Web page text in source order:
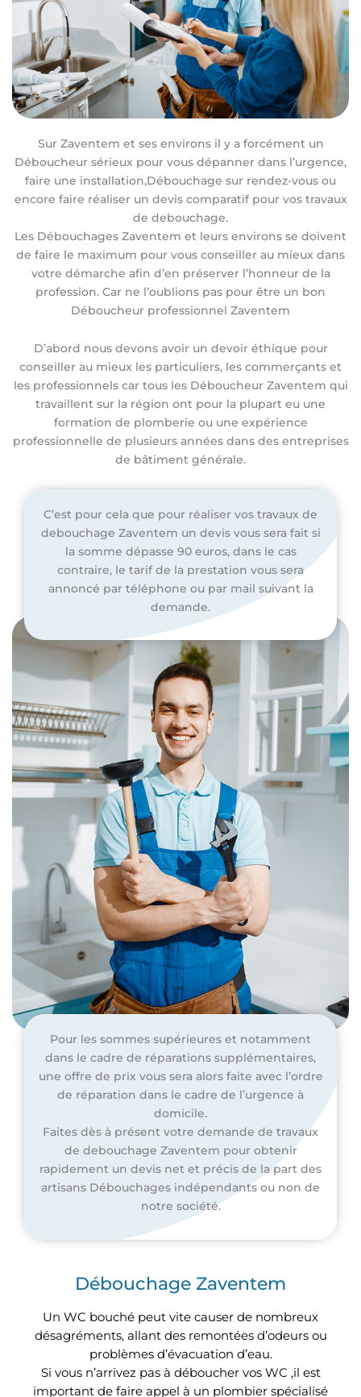
Sur Zaventem et ses environs il y a forcément un
Déboucheur sérieux pour vous dépanner dans l’urgence,
faire une installation,Débouchage sur rendez-vous ou
encore faire réaliser un devis comparatif pour vos travaux
de debouchage.
Les Débouchages Zaventem et leurs environs se doivent
de faire le maximum pour vous conseiller au mieux dans
votre démarche afin d’en préserver l’honneur de la
profession. Car ne l’oublions pas pour être un bon
Déboucheur professionnel Zaventem
D’abord nous devons avoir un devoir éthique pour
conseiller au mieux les particuliers, les commerçants et
les professionnels car tous les Déboucheur Zaventem qui
travaillent sur la région ont pour la plupart eu une
formation de plomberie ou une expérience
professionnelle de plusieurs années dans des entreprises
de bâtiment générale.
C’est pour cela que pour réaliser vos travaux de
debouchage Zaventem un devis vous sera fait si
la somme dépasse 90 euros, dans le cas
contraire, le tarif de la prestation vous sera
annoncé par téléphone ou par mail suivant la
demande.
Pour les sommes supérieures et notamment
dans le cadre de réparations supplémentaires,
une offre de prix vous sera alors faite avec l’ordre
de réparation dans le cadre de l’urgence à
domicile.
Faites dès à présent votre demande de travaux
de debouchage Zaventem pour obtenir
rapidement un devis net et précis de la part des
artisans Débouchages indépendants ou non de
notre société.
Débouchage Zaventem
Un WC bouché peut vite causer de nombreux
désagréments, allant des remontées d’odeurs ou
problèmes d’évacuation d’eau.
Si vous n’arrivez pas à déboucher vos WC ,il est
important de faire appel à un plombier spécialisé